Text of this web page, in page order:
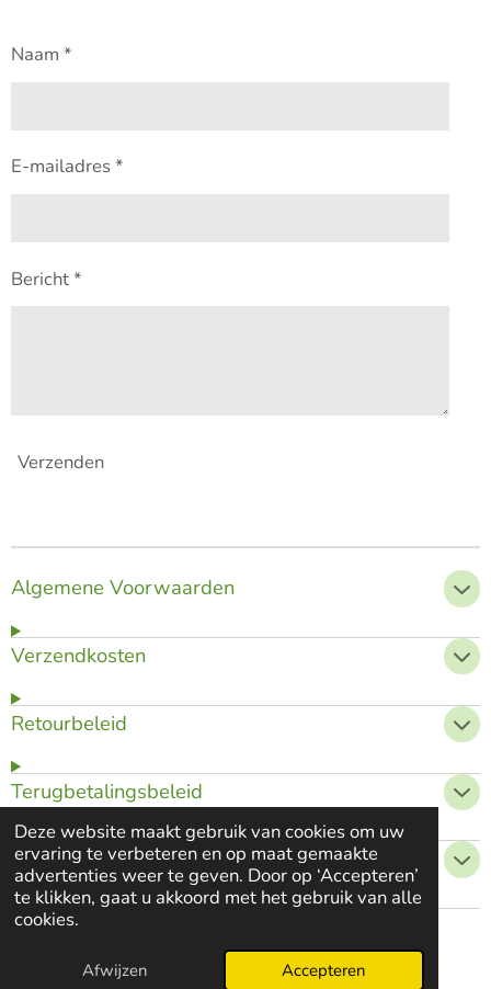
Deze website maakt gebruik van cookies om uw
ervaring te verbeteren en op maat gemaakte
advertenties weer te geven. Door op ‘Accepteren’
te klikken, gaat u akkoord met het gebruik van alle
cookies.
Afwijzen Accepteren
Naam *
E-mailadres *
Bericht *
Verzenden
Algemene Voorwaarden
Verzendkosten
Retourbeleid
Terugbetalingsbeleid
Privacybeleid
© 2021 - 2026 www.babytokids.nl